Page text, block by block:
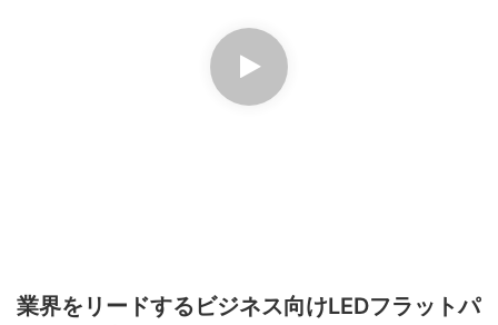
業界をリードするビジネス向けLEDフラットパ